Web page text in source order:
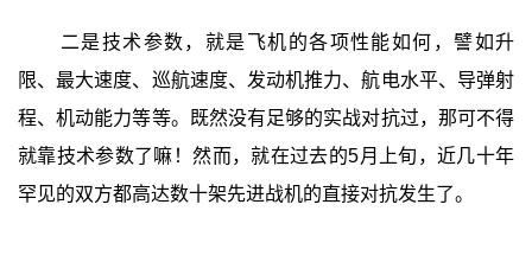
二是技术参数，就是飞机的各项性能如何，譬如升
限、最大速度、巡航速度、发动机推力、航电水平、导弹射
程、机动能力等等。既然没有足够的实战对抗过，那可不得
就靠技术参数了嘛！然而，就在过去的5月上旬，近几十年
罕见的双方都高达数十架先进战机的直接对抗发生了。